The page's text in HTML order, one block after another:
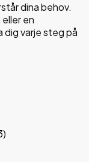
dina behov.
en
dig varje steg på